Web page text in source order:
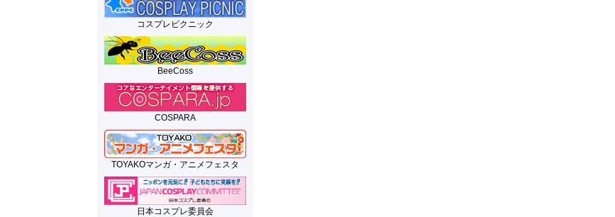
コスプレピクニック
BeeCoss
COSPARA
TOYAKOマンガ・アニメフェスタ
日本コスプレ委員会